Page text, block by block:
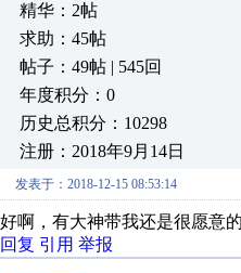
精华：2帖
求助：45帖
帖子：49帖 | 545回
年度积分：0
历史总积分：10298
注册：2018年9月14日
发表于：2018-12-15 08:53:14
好啊，有大神带我还是很愿意
回复 引用 举报